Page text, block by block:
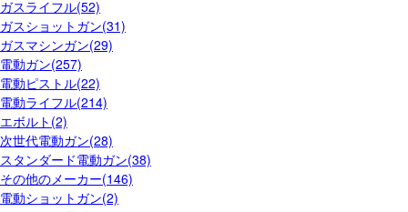
ガスライフル(52)
ガスショットガン(31)
ガスマシンガン(29)
電動ガン(257)
電動ピストル(22)
電動ライフル(214)
エボルト(2)
次世代電動ガン(28)
スタンダード電動ガン(38)
その他のメーカー(146)
電動ショットガン(2)